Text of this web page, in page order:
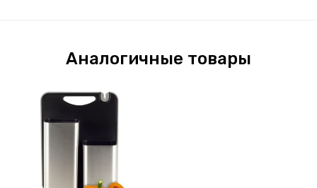
Аналогичные товары